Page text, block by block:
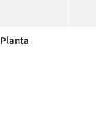
Planta